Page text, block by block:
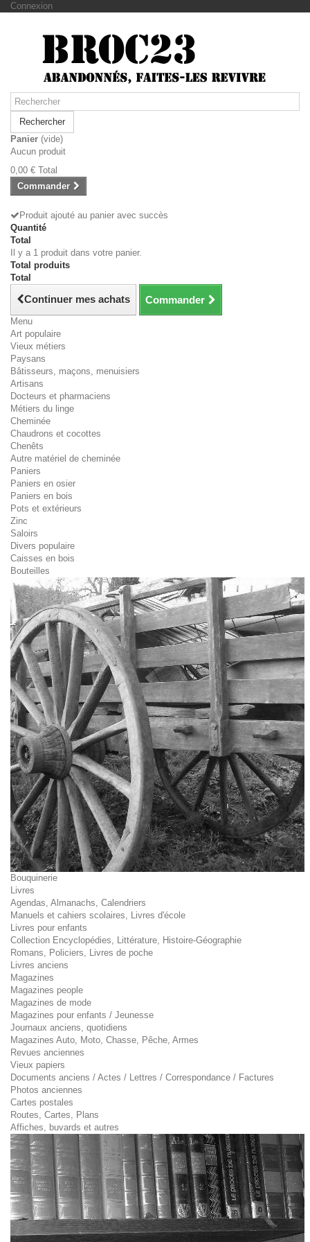
Connexion
Rechercher
Panier (vide)
Aucun produit
0,00 € Total
Commander
Produit ajouté au panier avec succès
Quantité
Total
Il y a 1 produit dans votre panier.
Total produits
Total
Continuer mes achats Commander
Menu
Art populaire
Vieux métiers
Paysans
Bâtisseurs, maçons, menuisiers
Artisans
Docteurs et pharmaciens
Métiers du linge
Cheminée
Chaudrons et cocottes
Chenêts
Autre matériel de cheminée
Paniers
Paniers en osier
Paniers en bois
Pots et extérieurs
Zinc
Saloirs
Divers populaire
Caisses en bois
Bouteilles
Bouquinerie
Livres
Agendas, Almanachs, Calendriers
Manuels et cahiers scolaires, Livres d'école
Livres pour enfants
Collection Encyclopédies, Littérature, Histoire-Géographie
Romans, Policiers, Livres de poche
Livres anciens
Magazines
Magazines people
Magazines de mode
Magazines pour enfants / Jeunesse
Journaux anciens, quotidiens
Magazines Auto, Moto, Chasse, Pêche, Armes
Revues anciennes
Vieux papiers
Documents anciens / Actes / Lettres / Correspondance / Factures
Photos anciennes
Cartes postales
Routes, Cartes, Plans
Affiches, buvards et autres